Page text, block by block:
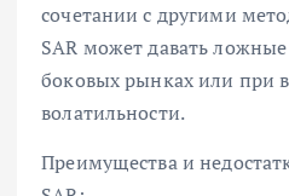
сочетании с другими
SAR может давать
боковых рынках или при
волатильности.
Преимущества и